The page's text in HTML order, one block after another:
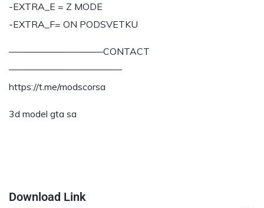
-EXTRA_E = Z MODE
-EXTRA_F= ON PODSVETKU
——————————CONTACT
————————————
https://t.me/modscorsa
3d model gta sa
Download Link